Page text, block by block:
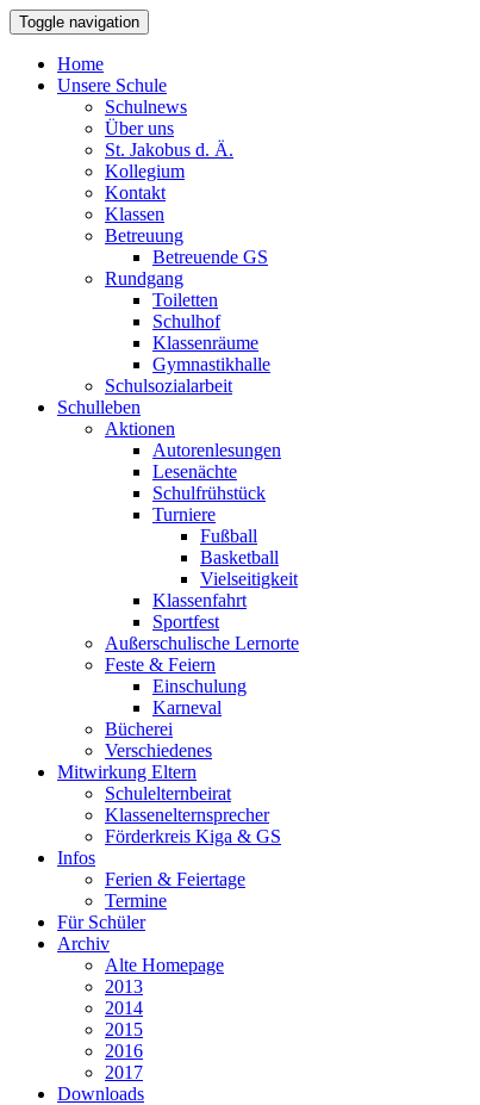
Toggle navigation
Home
Unsere Schule
Schulnews
Über uns
St. Jakobus d. Ä.
Kollegium
Kontakt
Klassen
Betreuung
Betreuende GS
Rundgang
Toiletten
Schulhof
Klassenräume
Gymnastikhalle
Schulsozialarbeit
Schulleben
Aktionen
Autorenlesungen
Lesenächte
Schulfrühstück
Turniere
Fußball
Basketball
Vielseitigkeit
Klassenfahrt
Sportfest
Außerschulische Lernorte
Feste & Feiern
Einschulung
Karneval
Bücherei
Verschiedenes
Mitwirkung Eltern
Schulelternbeirat
Klassenelternsprecher
Förderkreis Kiga & GS
Infos
Ferien & Feiertage
Termine
Für Schüler
Archiv
Alte Homepage
2013
2014
2015
2016
2017
Downloads